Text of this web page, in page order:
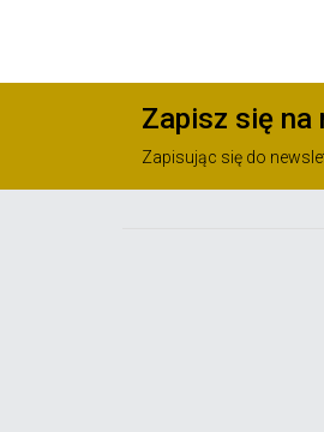
Zapisz się na
Zapisując się do